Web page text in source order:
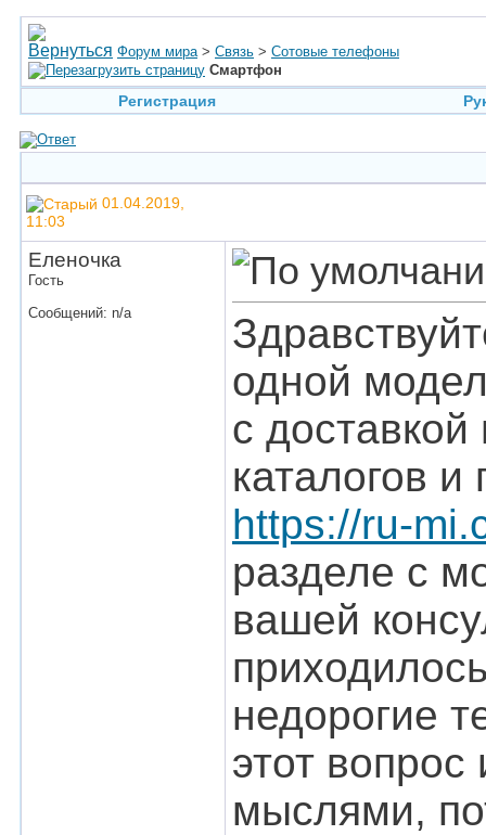
Форум мира > Связь > Сотовые телефоны
Смартфон
Регистрация
01.04.2019,
11:03
Еленочка
Гость
Сообщений: n/a
одной
с
каталогов
https://ru-
разделе с
вашей
недорогие
этот
мыслями,